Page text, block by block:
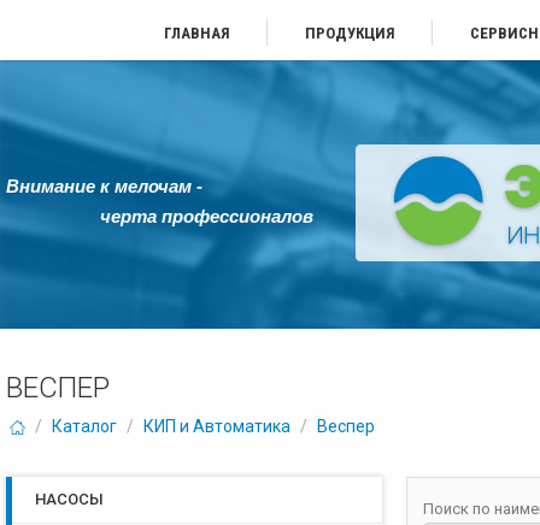
ГЛАВНАЯ ПРОДУКЦИЯ
Внимание к мелочам -
черта профессионалов
ВЕСПЕР
/ Каталог / КИП и Автоматика / Веспер
Поиск по
НАСОСЫ